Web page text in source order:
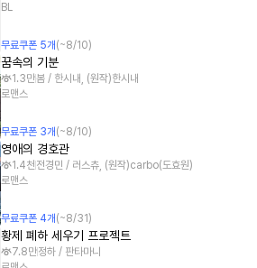
BL
무료쿠폰 5개 (~8/10)
꿈속의 기분
1.3만봄 / 한시내, (원작)한시내
로맨스
무료쿠폰 3개 (~8/10)
영애의 경호관
1.4천 전경민 / 러스츄, (원작)carbo(도효원)
로맨스
무료쿠폰 4개 (~8/31 )
황제 폐하 세우기 프로젝트
7.8만정하 / 판타마니